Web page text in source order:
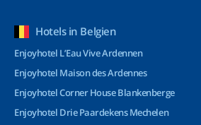
Hotels in Belgien
Enjoyhotel L’Eau Vive Ardennen
Enjoyhotel Maison des Ardennes
Enjoyhotel Corner House Blankenberge
Enjoyhotel Drie Paardekens Mechelen